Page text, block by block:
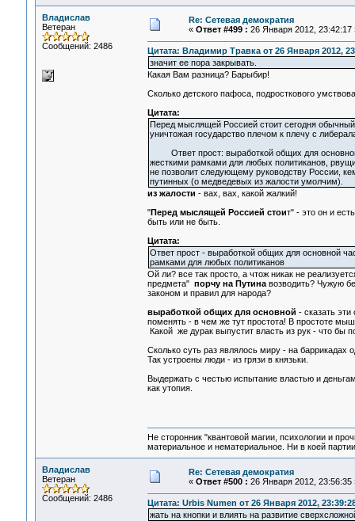
Владислав
Ветеран
Сообщений: 2486
Re: Сетевая демократия
« Ответ #499 : 26 Января 2012, 23:42:17
Цитата: Владимир Травка от 26 Января 2012,
значит ее пора закрывать.
Какая Вам разница? Барыбир!
Сколько детского пафоса, подросткового
Цитата:
Перед мыслящей Россией стоит сегодня
уничтожая государство плечом к плечу с
Ответ прост: выработкой общих для основной
жесткими рамками для любых политиканов,
не позволит следующему руководству России,
путинных (о медведевых из жалости умолчим).
из жалости - вах, вах, какой жалкий!
"Перед мыслящей Россией стоит" - это он и
быть или не быть.
Цитата:
Ответ прост - выработкой общих для основной
рамками для любых политиканов
Ой ли? все так просто, а чтож никак не
предмета" порчу на Путинавозводить? Чужую
законом и правил для народа?
выработкой общих для основной - сказать
поменять - в чем же тут простота! В простоте
Какой же дурак выпустит власть из рук - что бы
Сколько суть раз являлось миру - на
Так устроены люди - из грязи в князьки.
Выдержать с честью испытание властью и
как утопия.
Не сторонник "квантовой магии, психологии и
материальное и нематериальное. Ни в коей
Владислав
Ветеран
Сообщений: 2486
Re: Сетевая демократия
« Ответ #500 : 26 Января 2012, 23:56:35
Цитата: Urbis Numen от 26 Января 2012,
жать на кнопки и влиять на развитие